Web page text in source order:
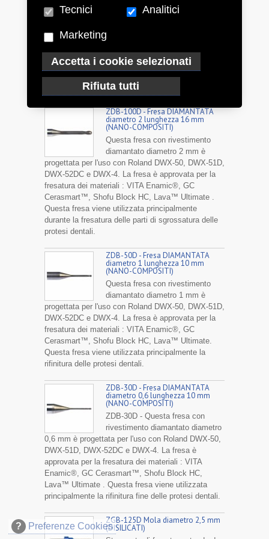
ZTC-4D - Utensile a pennello per la
Questa fresa a spazzola
consente di rimuovere la polvere
residua sugli oggetti fresati consentendo la loro
pulizia automatizzata. E' progettata per l'uso con
Roland DWX-52 e DWX-52DC
ZDB-100D - Fresa DIAMANTATA
diametro 2 lunghezza 16 mm
(NANO-COMPOSITI)
Questa fresa con rivestimento
diamantato diametro 2 mm è
progettata per l'uso con Roland DWX-50, DWX-51D,
DWX-52DC e DWX-4. La fresa è approvata per la
fresatura dei materiali : VITA Enamic®, GC
Cerasmart™, Shofu Block HC, Lava™ Ultimate .
Questa fresa viene utilizzata principalmente
durante la fresatura delle parti di sgrossatura delle
protesi dentali.
ZDB-50D - Fresa DIAMANTATA
diametro 1 lunghezza 10 mm
(NANO-COMPOSITI)
Questa fresa con rivestimento
diamantato diametro 1 mm è
progettata per l'uso con Roland DWX-50, DWX-51D,
DWX-52DC e DWX-4. La fresa è approvata per la
fresatura dei materiali : VITA Enamic®, GC
Cerasmart™, Shofu Block HC, Lava™ Ultimate.
Questa fresa viene utilizzata principalmente la
rifinitura delle protesi dentali.
ZDB-30D - Fresa DIAMANTATA
diametro 0,6 lunghezza 10 mm
(NANO-COMPOSITI)
ZDB-30D - Questa fresa con
rivestimento diamantato diametro
0,6 mm è progettata per l'uso con Roland DWX-50,
DWX-51D, DWX-52DC e DWX-4. La fresa è
approvata per la fresatura dei materiali : VITA
Enamic®, GC Cerasmart™, Shofu Block HC,
Lava™ Ultimate . Questa fresa viene utilizzata
principalmente la rifinitura fine delle protesi dentali.
ZGB-125D Mola diametro 2,5 mm
(DISILICATI)
? Preferenze Cookies
Tecnici Analitici
Marketing
Accetta i cookie selezionati
Rifiuta tutti